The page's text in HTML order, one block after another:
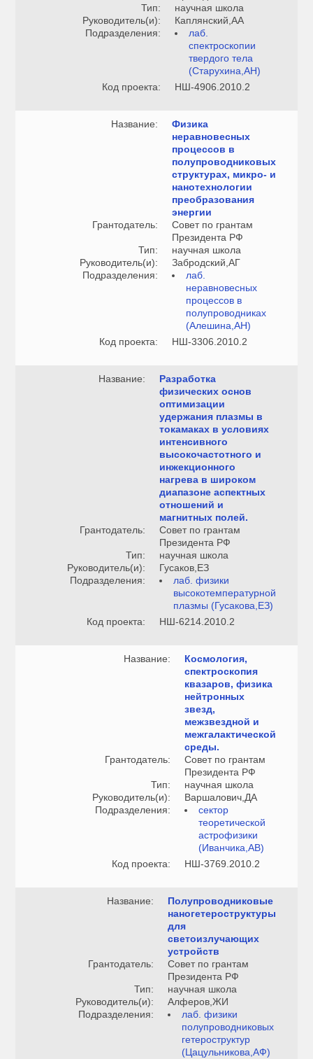
Тип:
научная школа
Руководитель(и):
Каплянский,АА
Подразделения:
лаб.
спектроскопии
твердого тела
(Старухина,АН)
Код проекта:
НШ-4906.2010.2
Название:
Физика
неравновесных
процессов в
полупроводниковых
структурах, микро- и
нанотехнологии
преобразования
энергии
Грантодатель:
Совет по грантам
Президента РФ
Тип:
научная школа
Руководитель(и):
Забродский,АГ
Подразделения:
лаб.
неравновесных
процессов в
полупроводниках
(Алешина,АН)
Код проекта:
НШ-3306.2010.2
Название:
Разработка
физических основ
оптимизации
удержания плазмы в
токамаках в условиях
интенсивного
высокочастотного и
инжекционного
нагрева в широком
диапазоне аспектных
отношений и
магнитных полей.
Грантодатель:
Совет по грантам
Президента РФ
Тип:
научная школа
Руководитель(и):
Гусаков,ЕЗ
Подразделения:
лаб. физики
высокотемпературной
плазмы (Гусакова,ЕЗ)
Код проекта:
НШ-6214.2010.2
Название:
Космология,
спектроскопия
квазаров, физика
нейтронных
звезд,
межзвездной и
межгалактической
среды.
Грантодатель:
Совет по грантам
Президента РФ
Тип:
научная школа
Руководитель(и):
Варшалович,ДА
Подразделения:
сектор
теоретической
астрофизики
(Иванчика,АВ)
Код проекта:
НШ-3769.2010.2
Название:
Полупроводниковые
наногетероструктуры
для
светоизлучающих
устройств
Грантодатель:
Совет по грантам
Президента РФ
Тип:
научная школа
Руководитель(и):
Алферов,ЖИ
Подразделения:
лаб. физики
полупроводниковых
гетероструктур
(Цацульникова,АФ)